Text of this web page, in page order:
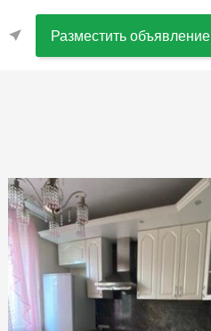
Разместить объявление